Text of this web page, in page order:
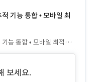
기능 통합 • 모바일 최
능 통합 • 모바일 최적화 •
보세요.